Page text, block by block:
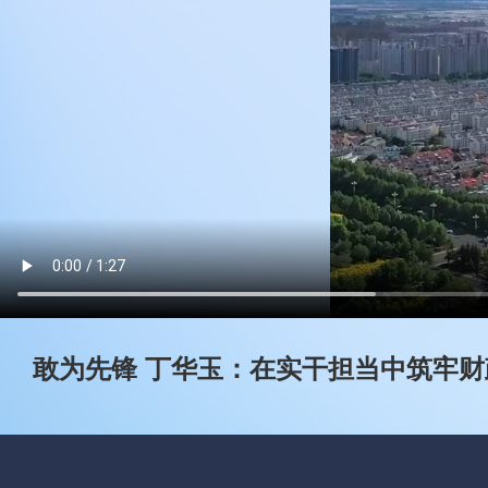
敢为先锋 丁华玉：在实干担当中筑牢